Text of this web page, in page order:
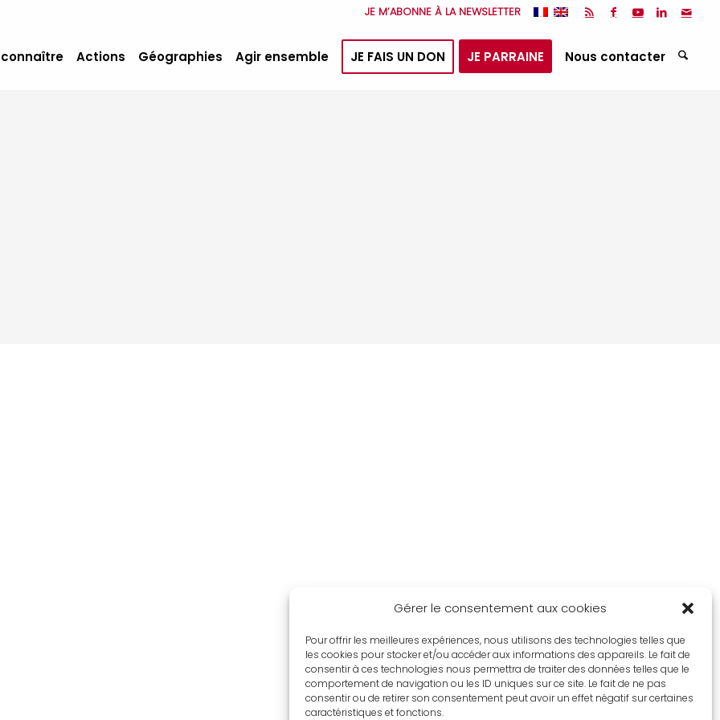
Gérer le consentement aux cookies
Pour offrir les meilleures expériences, nous utilisons des technologies telles que
les cookies pour stocker et/ou accéder aux informations des appareils. Le fait de
consentir à ces technologies nous permettra de traiter des données telles que le
comportement de navigation ou les ID uniques sur ce site. Le fait de ne pas
consentir ou de retirer son consentement peut avoir un effet négatif sur certaines
caractéristiques et fonctions.
JE M’ABONNE À LA NEWSLETTER
connaître Actions Géographies Agir ensemble JE FAIS UN DON JE PARRAINE Nous contacter